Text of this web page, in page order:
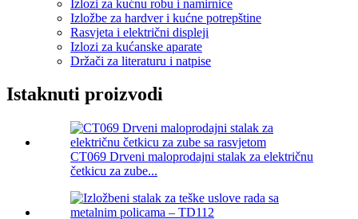
Izlozi za kućnu robu i namirnice
Izložbe za hardver i kućne potrepštine
Rasvjeta i električni displeji
Izlozi za kućanske aparate
Držači za literaturu i natpise
Istaknuti proizvodi
CT069 Drveni maloprodajni stalak za električnu
četkicu za zube...